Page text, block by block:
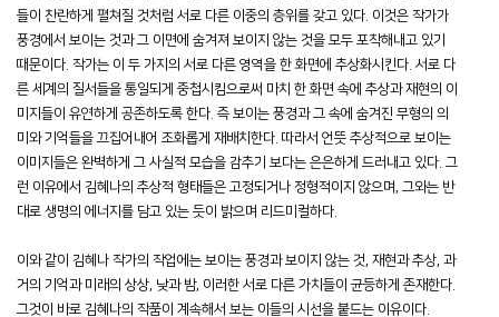
들이 찬란하게 펼쳐질 것처럼 서로 다른 이중의 층위를 갖고 있다. 이것은 작가가
풍경에서 보이는 것과 그 이면에 숨겨져 보이지 않는 것을 모두 포착해내고 있기
때문이다. 작가는 이 두 가지의 서로 다른 영역을 한 화면에 추상화시킨다. 서로 다
른 세계의 질서들을 통일되게 중첩시킴으로써 마치 한 화면 속에 추상과 재현의 이
미지들이 유연하게 공존하도록 한다. 즉 보이는 풍경과 그 속에 숨겨진 무형의 의
미와 기억들을 끄집어내어 조화롭게 재배치한다. 따라서 언뜻 추상적으로 보이는
이미지들은 완벽하게 그 사실적 모습을 감추기 보다는 은은하게 드러내고 있다. 그
런 이유에서 김혜나의 추상적 형태들은 고정되거나 정형적이지 않으며, 그와는 반
대로 생명의 에너지를 담고 있는 듯이 밝으며 리드미컬하다.
이와 같이 김혜나 작가의 작업에는 보이는 풍경과 보이지 않는 것, 재현과 추상, 과
거의 기억과 미래의 상상, 낮과 밤, 이러한 서로 다른 가치들이 균등하게 존재한다.
그것이 바로 김혜나의 작품이 계속해서 보는 이들의 시선을 붙드는 이유이다.